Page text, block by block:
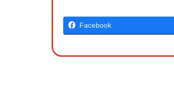
Facebook